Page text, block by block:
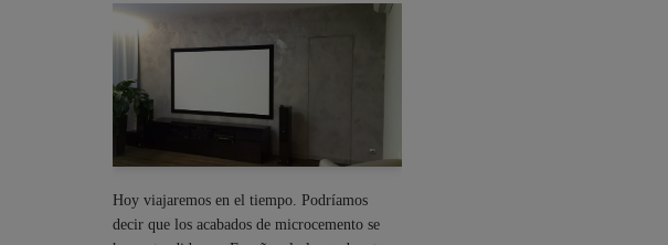
Hoy viajaremos en el tiempo. Podríamos
decir que los acabados de microcemento se